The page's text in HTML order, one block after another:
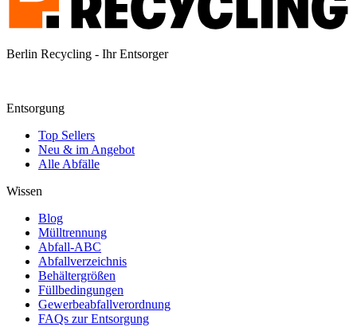
Berlin Recycling - Ihr Entsorger
Entsorgung
Top Sellers
Neu & im Angebot
Alle Abfälle
Wissen
Blog
Mülltrennung
Abfall-ABC
Abfallverzeichnis
Behältergrößen
Füllbedingungen
Gewerbeabfallverordnung
FAQs zur Entsorgung